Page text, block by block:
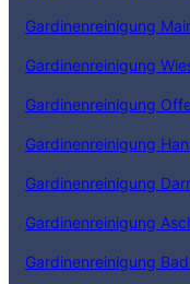
Gardinenreinigung
Gardinenreinigung
Gardinenreinigung
Gardinenreinigung
Gardinenreinigung
Gardinenreinigung
Gardinenreinigung